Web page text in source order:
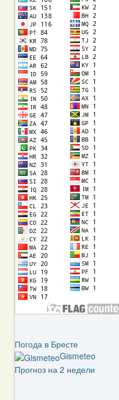
Погода в Бресте
Gismeteo
Прогноз на 2 недели